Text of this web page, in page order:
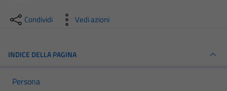
Condividi Vedi azioni
INDICE DELLA PAGINA
Persona